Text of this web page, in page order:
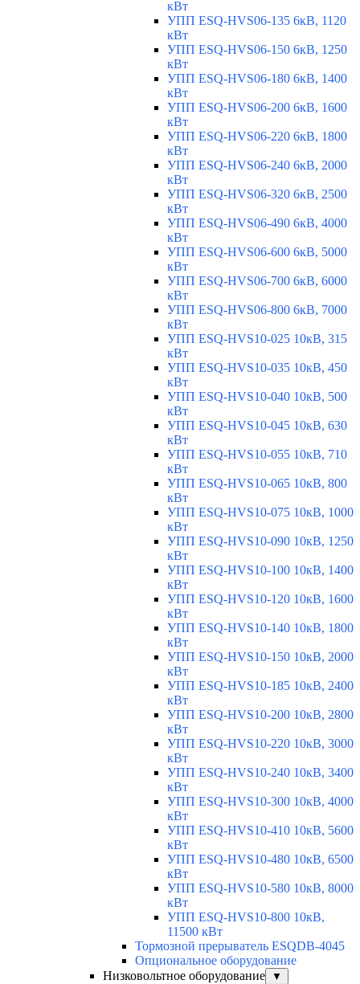
кВт
УПП ESQ-HVS06-135 6кВ, 1120
кВт
УПП ESQ-HVS06-150 6кВ, 1250
кВт
УПП ESQ-HVS06-180 6кВ, 1400
кВт
УПП ESQ-HVS06-200 6кВ, 1600
кВт
УПП ESQ-HVS06-220 6кВ, 1800
кВт
УПП ESQ-HVS06-240 6кВ, 2000
кВт
УПП ESQ-HVS06-320 6кВ, 2500
кВт
УПП ESQ-HVS06-490 6кВ, 4000
кВт
УПП ESQ-HVS06-600 6кВ, 5000
кВт
УПП ESQ-HVS06-700 6кВ, 6000
кВт
УПП ESQ-HVS06-800 6кВ, 7000
кВт
УПП ESQ-HVS10-025 10кВ, 315
кВт
УПП ESQ-HVS10-035 10кВ, 450
кВт
УПП ESQ-HVS10-040 10кВ, 500
кВт
УПП ESQ-HVS10-045 10кВ, 630
кВт
УПП ESQ-HVS10-055 10кВ, 710
кВт
УПП ESQ-HVS10-065 10кВ, 800
кВт
УПП ESQ-HVS10-075 10кВ, 1000
кВт
УПП ESQ-HVS10-090 10кВ, 1250
кВт
УПП ESQ-HVS10-100 10кВ, 1400
кВт
УПП ESQ-HVS10-120 10кВ, 1600
кВт
УПП ESQ-HVS10-140 10кВ, 1800
кВт
УПП ESQ-HVS10-150 10кВ, 2000
кВт
УПП ESQ-HVS10-185 10кВ, 2400
кВт
УПП ESQ-HVS10-200 10кВ, 2800
кВт
УПП ESQ-HVS10-220 10кВ, 3000
кВт
УПП ESQ-HVS10-240 10кВ, 3400
кВт
УПП ESQ-HVS10-300 10кВ, 4000
кВт
УПП ESQ-HVS10-410 10кВ, 5600
кВт
УПП ESQ-HVS10-480 10кВ, 6500
кВт
УПП ESQ-HVS10-580 10кВ, 8000
кВт
УПП ESQ-HVS10-800 10кВ,
11500 кВт
Тормозной прерыватель ESQDB-4045
Опциональное оборудование
Низковольтное оборудование
▼